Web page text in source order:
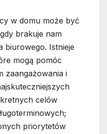
w domu może być
brakuje nam
biurowego. Istnieje
mogą pomóc
zaangażowania i
celów
priorytetów